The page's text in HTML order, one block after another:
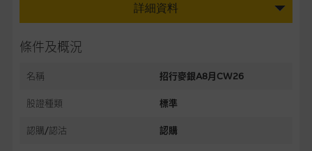
詳細資料
條件及概況
名稱 招行麥銀A8月CW26
股證種類 標準
認購/認沽 認購